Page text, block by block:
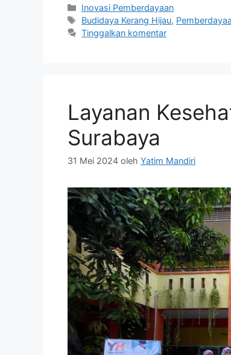
Inovasi Pemberdayaan
Budidaya Kerang Hijau,
Tinggalkan komentar
Layanan
Surabaya
31 Mei 2024 oleh Yatim Mandiri